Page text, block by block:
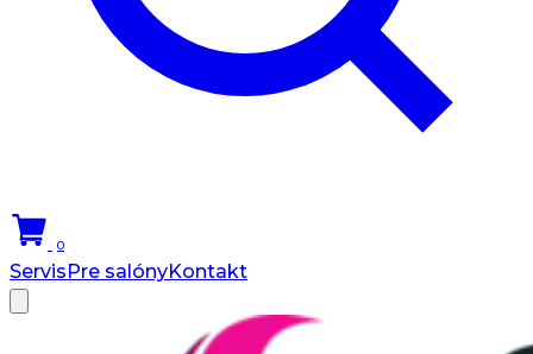
0
ServisPre salónyKontakt